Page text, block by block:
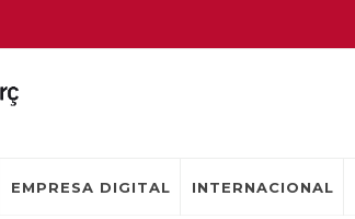
EMPRESA DIGITAL INTERNACIONAL